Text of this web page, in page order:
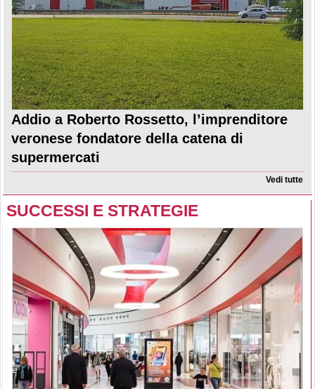
Addio a Roberto Rossetto, l’imprenditore
veronese fondatore della catena di
supermercati
Vedi tutte
SUCCESSI E STRATEGIE